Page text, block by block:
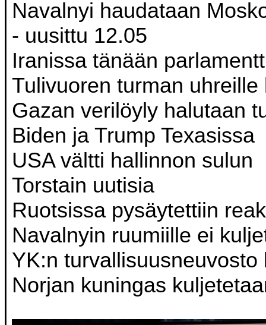
Navalnyi haudataan
- uusittu 12.05
Iranissa tänään
Tulivuoren turman uhreille
Gazan verilöyly halutaan
Biden ja Trump Texasissa
USA vältti hallinnon sulun
Torstain uutisia
Ruotsissa pysäytettiin
Navalnyin ruumiille ei
YK:n turvallisuusneuvosto
Norjan kuningas